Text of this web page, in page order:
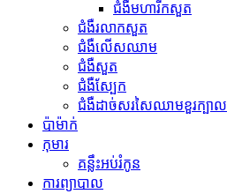
ជំងឺមហារីកសួត
ជំងឺរលាកសួត
ជំងឺលើសឈាម
ជំងឺសួត
ជំងឺស្បែក
ជំងឺដាច់សរសៃឈាមខួរក្បាល
ប៉ាម៉ាក់
កុមារ
គន្លឹះអប់រំកូន
ការព្យាបាល